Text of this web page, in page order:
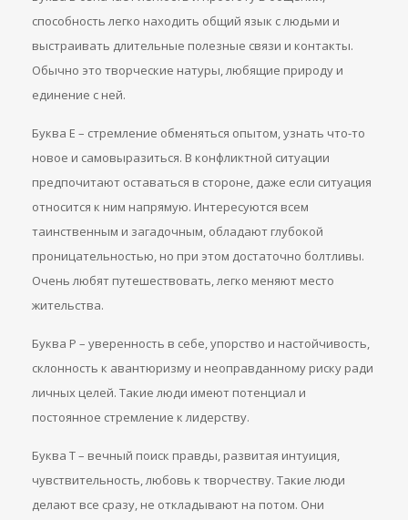
способность легко находить общий язык с людьми и
выстраивать длительные полезные связи и контакты.
Обычно это творческие натуры, любящие природу и
единение с ней.
Буква Е – стремление обменяться опытом, узнать что-то
новое и самовыразиться. В конфликтной ситуации
предпочитают оставаться в стороне, даже если ситуация
относится к ним напрямую. Интересуются всем
таинственным и загадочным, обладают глубокой
проницательностью, но при этом достаточно болтливы.
Очень любят путешествовать, легко меняют место
жительства.
Буква Р – уверенность в себе, упорство и настойчивость,
склонность к авантюризму и неоправданному риску ради
личных целей. Такие люди имеют потенциал и
постоянное стремление к лидерству.
Буква Т – вечный поиск правды, развитая интуиция,
чувствительность, любовь к творчеству. Такие люди
делают все сразу, не откладывают на потом. Они